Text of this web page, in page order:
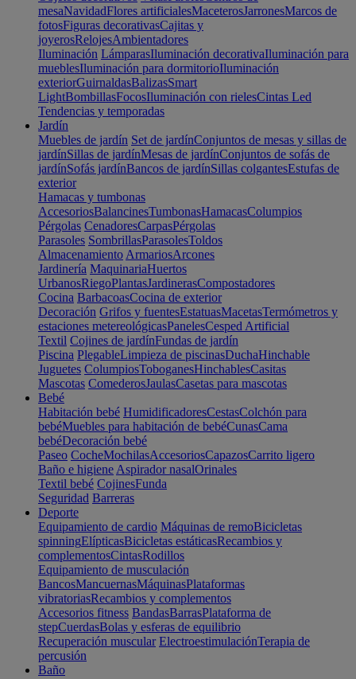
mesaNavidadFlores artificialesMaceterosJarronesMarcos de
fotosFiguras decorativasCajitas y
joyerosRelojesAmbientadores
Iluminación LámparasIluminación decorativaIluminación para
mueblesIluminación para dormitorioIluminación
exteriorGuirnaldasBalizasSmart
LightBombillasFocosIluminación con rielesCintas Led
Tendencias y temporadas
Jardín
Muebles de jardín Set de jardínConjuntos de mesas y sillas de
jardínSillas de jardínMesas de jardínConjuntos de sofás de
jardínSofás jardínBancos de jardínSillas colgantesEstufas de
exterior
Hamacas y tumbonas
AccesoriosBalancinesTumbonasHamacasColumpios
Pérgolas CenadoresCarpasPérgolas
Parasoles SombrillasParasolesToldos
Almacenamiento ArmariosArcones
Jardinería MaquinariaHuertos
UrbanosRiegoPlantasJardinerasCompostadores
Cocina BarbacoasCocina de exterior
Decoración Grifos y fuentesEstatuasMacetasTermómetros y
estaciones metereológicasPanelesCesped Artificial
Textil Cojines de jardínFundas de jardín
Piscina PlegableLimpieza de piscinasDuchaHinchable
Juguetes ColumpiosToboganesHinchablesCasitas
Mascotas ComederosJaulasCasetas para mascotas
Bebé
Habitación bebé HumidificadoresCestasColchón para
bebéMuebles para habitación de bebéCunasCama
bebéDecoración bebé
Paseo CocheMochilasAccesoriosCapazosCarrito ligero
Baño e higiene Aspirador nasalOrinales
Textil bebé CojinesFunda
Seguridad Barreras
Deporte
Equipamiento de cardio Máquinas de remoBicicletas
spinningElípticasBicicletas estáticasRecambios y
complementosCintasRodillos
Equipamiento de musculación
BancosMancuernasMáquinasPlataformas
vibratoriasRecambios y complementos
Accesorios fitness BandasBarrasPlataforma de
stepCuerdasBolas y esferas de equilibrio
Recuperación muscular ElectroestimulaciónTerapia de
percusión
Baño